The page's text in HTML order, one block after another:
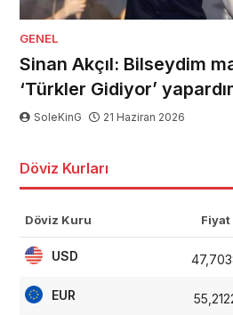
GENEL
Sinan Akçıl: Bilseydim
‘Türkler Gidiyor’
SoleKinG 21 Haziran 2026
Döviz Kurları
Döviz Kuru Fiyat
USD
EUR